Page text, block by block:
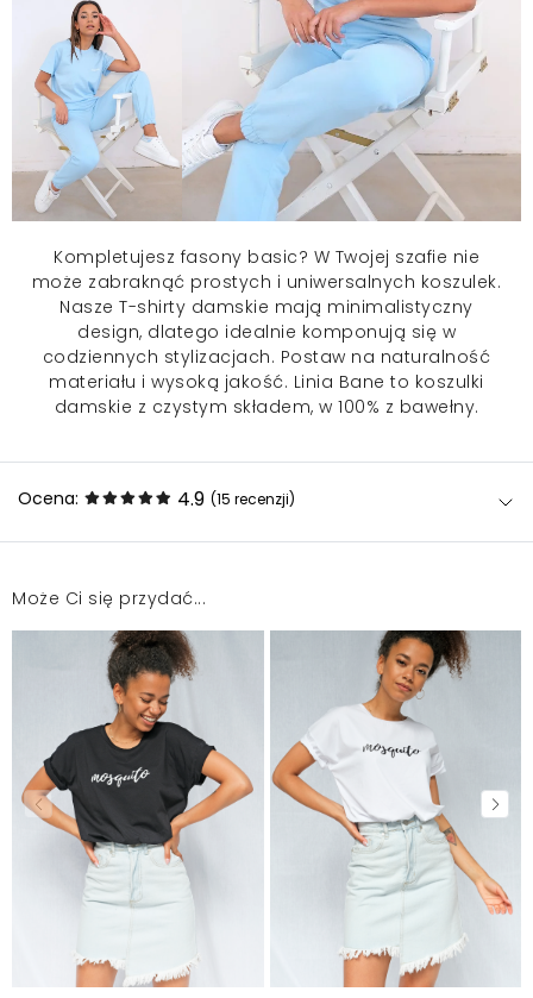
Kompletujesz fasony basic? W Twojej szafie nie
może zabraknąć prostych i uniwersalnych koszulek.
Nasze T-shirty damskie mają minimalistyczny
design, dlatego idealnie komponują się w
codziennych stylizacjach. Postaw na naturalność
materiału i wysoką jakość. Linia Bane to koszulki
damskie z czystym składem, w 100% z bawełny.
Ocena: 4.9 (15 recenzji)
2026-05-13
Bardzo fajny produkt! Przepiękny odcień... Zwraca
uwagę, dodaje takiej młodzieńczej świeżości... Cudo.
Materiał po prostu idealny - widać, że będzie trzymał
formę, nie będzie się brzydko falował na
krawędziach. Ten dodatek elastanu bardzo dobrze
go wzmacnia. Przymierzam się do zakupu innych
kolorów. Koszulka bez porównania do tych z
sieciówek. Wysoka, jak nie najwyższa jakość. Ze
zachwycona i serdecznie polecam. Mosquito to mój
ulubiony polski sklep
Może Ci się przydać...